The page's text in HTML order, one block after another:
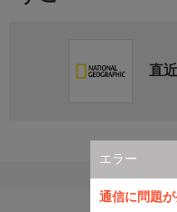
エラー
通信に問題
直